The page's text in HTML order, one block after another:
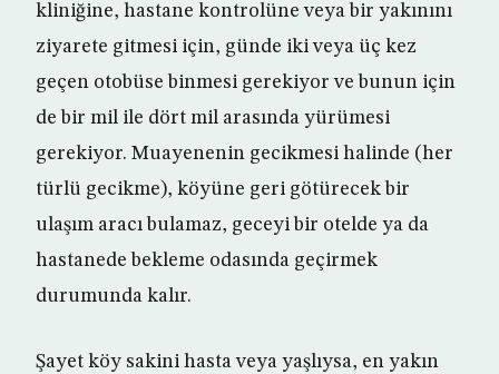
kliniğine, hastane kontrolüne veya bir yakınını
ziyarete gitmesi için, günde iki veya üç kez
geçen otobüse binmesi gerekiyor ve bunun için
de bir mil ile dört mil arasında yürümesi
gerekiyor. Muayenenin gecikmesi halinde (her
türlü gecikme), köyüne geri götürecek bir
ulaşım aracı bulamaz, geceyi bir otelde ya da
hastanede bekleme odasında geçirmek
durumunda kalır.
Şayet köy sakini hasta veya yaşlıysa, en yakın